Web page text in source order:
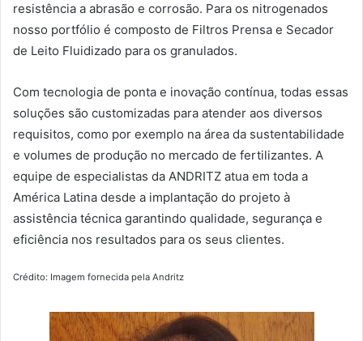
resistência a abrasão e corrosão. Para os nitrogenados
nosso portfólio é composto de Filtros Prensa e Secador
de Leito Fluidizado para os granulados.
Com tecnologia de ponta e inovação contínua, todas essas
soluções são customizadas para atender aos diversos
requisitos, como por exemplo na área da sustentabilidade
e volumes de produção no mercado de fertilizantes. A
equipe de especialistas da ANDRITZ atua em toda a
América Latina desde a implantação do projeto à
assistência técnica garantindo qualidade, segurança e
eficiência nos resultados para os seus clientes.
Crédito: Imagem fornecida pela Andritz